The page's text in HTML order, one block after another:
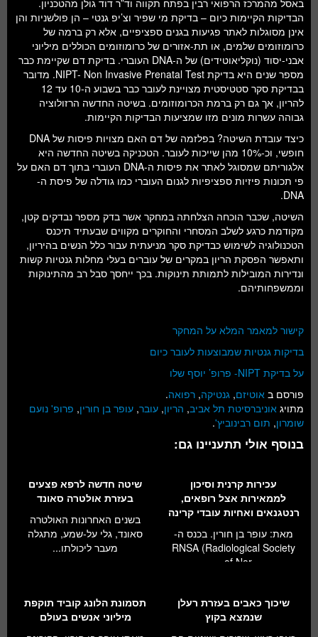
באסל מהמרכז הרפואי רבין בפתח תקווה וד”ר דוד גולן מהטכניון.
הבדיקות הקיימות כיום – בדיקת מי שפיר וצ’יפ גנטי – הן פולשניות והן
אינן מסוגלות לאתר פגיעות בגנים ספציפיים, אלא רק ברמה של
כרומוזומים שלמים, או תת-אזורים של כרומוזומים הכוללים מיליוני
אבני-יסוד (נוקליאוטידים) של ה-DNA העוברי. בדיקת דם שקיימת כבר
מספר שנים היא בדיקת NIPT- Non Invasive Prenatal Test. מדובר
בבדיקת סקר סטטיסטית מצויינת לעובר כבר בשבוע ה-10 עד 12
להריון, אך גם רק ברמת הכרומוזומים. בשיטה החדשה הרזולוציה
גבוהה עשרות מונים מזו שמציעות הבדיקות הקיימות.
כיצד עובדת השיטה? בפלזמה של דם האם מצויות פיסות של DNA
חופשי, וכ-10% מהן שייכות לעובר. הטכניקה בשיטה החדשה היא
אלגוריתם שמסוגל לאתר את פיסות ה-DNA העוברי בתוך דם האם על
פי תכונות פיזיות ספציפיות לגנום העוברי כמו גודלה של פיסת ה-
DNA.
השיטה, שכבר הוכחה הצלחתה במחקר אשר בדק מספר נבדקים קטן,
מקודמת כרגע לשלב המסחרי והחוקרים מקווים שבעתיד תיכנס
הטכנולוגיה לשימוש כבדיקת סקר מניעתית עבור כלל הנשים בהיריון,
ותאפשר הפסקת הריון במקרים של עוברים בעלי מחלות גנטיות קשות
ונדירות המובילות לתמותת תינוקות. בכך ייחסך סבל רב מהתינוקות
וממשפחותיהם.
קישור למאמר המלא על המחקר
בדיקות גנטיות שמבוצעות לעובר כיום
על בדיקת NIPT- פרופ’ יוסף שלו
פורסם ב אוטיזם, גנטיקה, רפואה.
מתויג אוניברסיטת תל אביב, הריון, עובר, עופר בן חורין, פרופ' נועם
שומרון, תום רבינוביץ'.
בנוסף אולי תתעניינו גם:
עכירות קרנית וסיכון
לממאירות אצל רופאים,
רנטגנאים ואחיות עובדי קרינה
מאת: עופר בן חורין. בכנס ה-
RNSA (Radiological Society
of Nor...
שיטה חדשה לרפא פצעים
בעזרת אולטרה סאונד
בשנים האחרונות האולטרה
סאונד, גלי על-שמע, מתגלה
מעבר ליכולתו...
שיכוך כאבים בעזרת רעלן
שנמצא בקוץ
תסמונת הלונג קוביד תוקפת
מיליוני אנשים בעולם